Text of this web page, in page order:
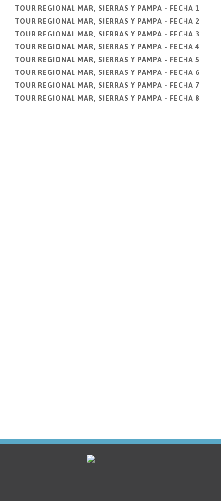
TOUR REGIONAL MAR, SIERRAS Y PAMPA - FECHA 1
TOUR REGIONAL MAR, SIERRAS Y PAMPA - FECHA 2
TOUR REGIONAL MAR, SIERRAS Y PAMPA - FECHA 3
TOUR REGIONAL MAR, SIERRAS Y PAMPA - FECHA 4
TOUR REGIONAL MAR, SIERRAS Y PAMPA - FECHA 5
TOUR REGIONAL MAR, SIERRAS Y PAMPA - FECHA 6
TOUR REGIONAL MAR, SIERRAS Y PAMPA - FECHA 7
TOUR REGIONAL MAR, SIERRAS Y PAMPA - FECHA 8